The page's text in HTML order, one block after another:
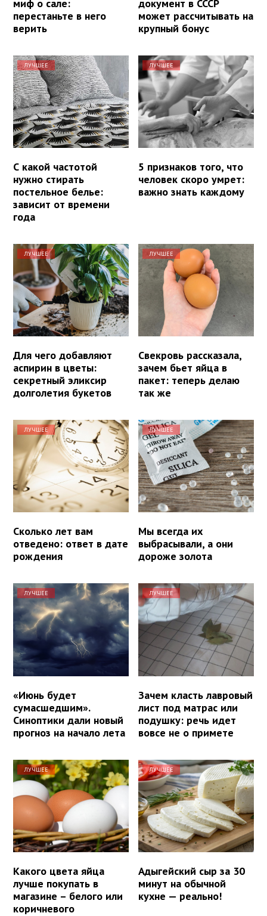
миф о сале:
перестаньте в него
верить
документ в СССР
может рассчитывать на
крупный бонус
ЛУЧШЕЕ
С какой частотой
нужно стирать
постельное белье:
зависит от времени
года
ЛУЧШЕЕ
5 признаков того, что
человек скоро умрет:
важно знать каждому
ЛУЧШЕЕ
Для чего добавляют
аспирин в цветы:
секретный эликсир
долголетия букетов
ЛУЧШЕЕ
Свекровь рассказала,
зачем бьет яйца в
пакет: теперь делаю
так же
ЛУЧШЕЕ
Сколько лет вам
отведено: ответ в дате
рождения
ЛУЧШЕЕ
Мы всегда их
выбрасывали, а они
дороже золота
ЛУЧШЕЕ
«Июнь будет
сумасшедшим».
Синоптики дали новый
прогноз на начало лета
ЛУЧШЕЕ
Зачем класть лавровый
лист под матрас или
подушку: речь идет
вовсе не о примете
ЛУЧШЕЕ
Какого цвета яйца
лучше покупать в
магазине – белого или
коричневого
ЛУЧШЕЕ
Адыгейский сыр за 30
минут на обычной
кухне — реально!